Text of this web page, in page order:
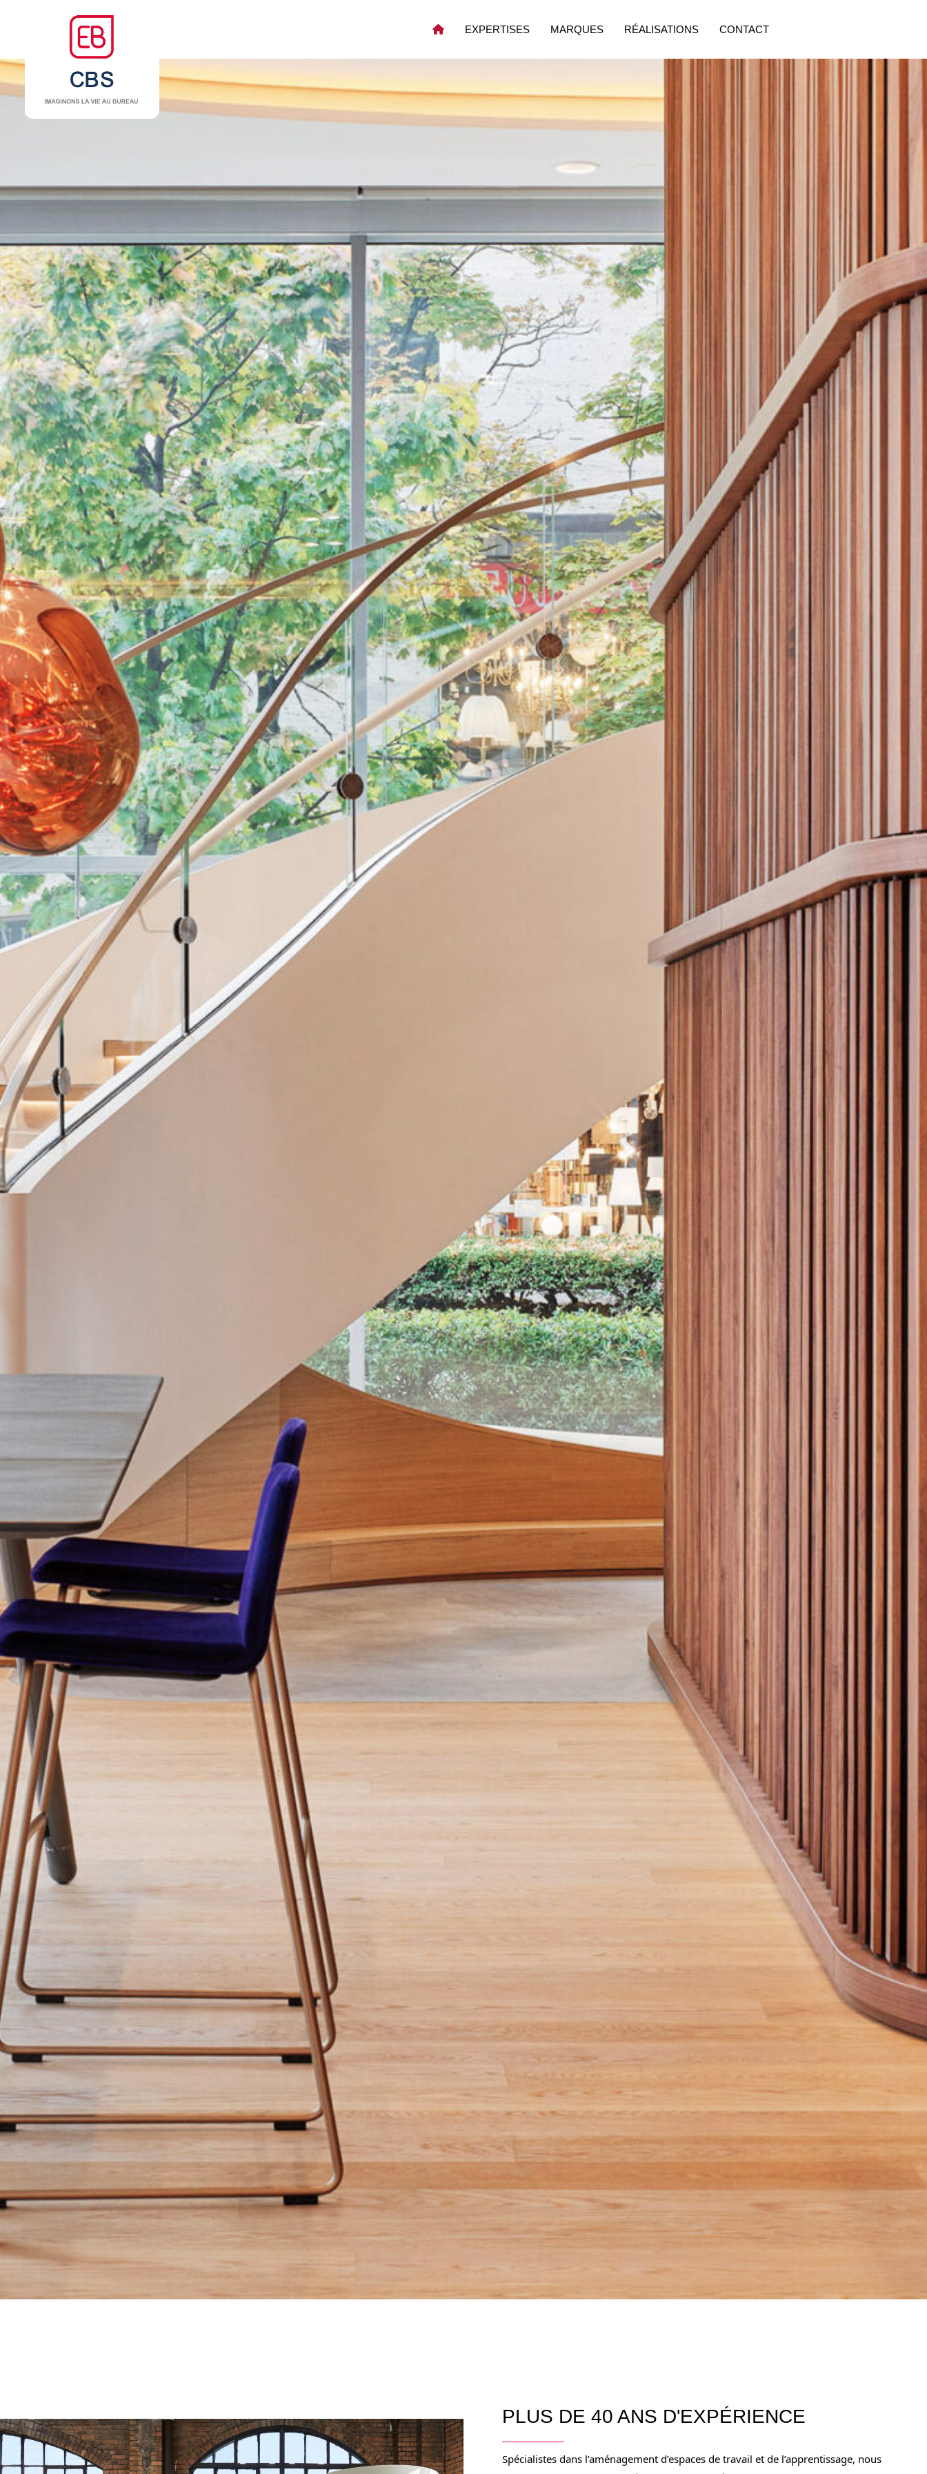
EXPERTISES MARQUES RÉALISATIONS CONTACT
PLUS DE 40 ANS D'EXPÉRIENCE
Spécialistes dans l’aménagement d’espaces de travail et de l’apprentissage, nous